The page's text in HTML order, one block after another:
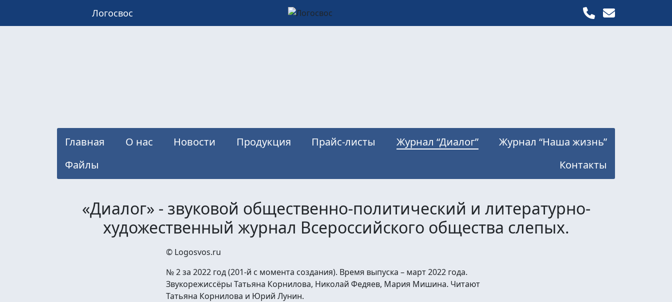
Логосвос
Главная О нас Новости Продукция Прайс-листы Журнал “Диалог”
Журнал “Наша жизнь”
Файлы
Контакты
«Диалог» - звуковой общественно-политический и литературно-
художественный журнал Всероссийского общества слепых.
© Logosvos.ru
№ 2 за 2022 год (201-й с момента создания). Время выпуска – март 2022 года.
Звукорежиссёры Татьяна Корнилова, Николай Федяев, Мария Мишина. Читают
Татьяна Корнилова и Юрий Лунин.